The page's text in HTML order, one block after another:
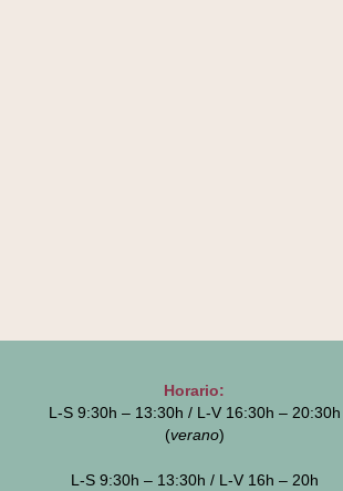
Horario:
L-S 9:30h – 13:30h / L-V 16:30h – 20:30h
(verano)
L-S 9:30h – 13:30h / L-V 16h – 20h